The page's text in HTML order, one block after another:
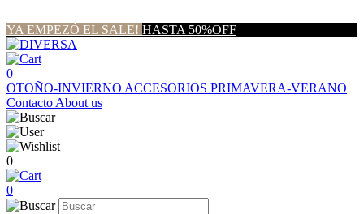
YA EMPEZÓ EL SALE! HASTA 50%OFF
0
OTOÑO-INVIERNO ACCESORIOS PRIMAVERA-VERANO
Contacto About us
0
0